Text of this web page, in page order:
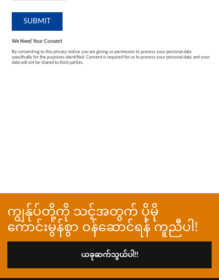
ကျွန်ုပ်တို့ကို သင့်အတွက် ပိုမို
ကောင်းမွန်စွာ ဝန်ဆောင်ရန် ကူညီပါ!
ယခုဆက်သွယ်ပါ!!